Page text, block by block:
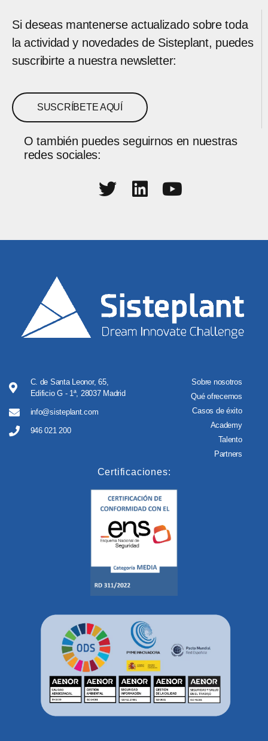
Si deseas mantenerse actualizado sobre toda
la actividad y novedades de Sisteplant, puedes
suscribirte a nuestra newsletter:
SUSCRÍBETE AQUÍ
O también puedes seguirnos en nuestras
redes sociales:
C. de Santa Leonor, 65,
Edificio G - 1ª, 28037 Madrid
info@sisteplant.com
946 021 200
Sobre nosotros
Qué ofrecemos
Casos de éxito
Academy
Talento
Partners
Certificaciones: